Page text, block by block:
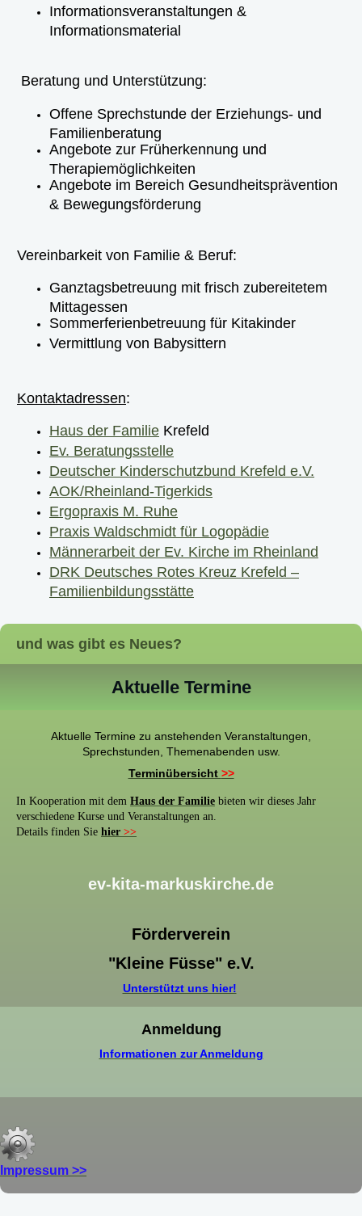
Informationsveranstaltungen &
Informationsmaterial
Beratung und Unterstützung:
Offene Sprechstunde der Erziehungs- und
Familienberatung
Angebote zur Früherkennung und
Therapiemöglichkeiten
Angebote im Bereich Gesundheitsprävention
& Bewegungsförderung
Vereinbarkeit von Familie & Beruf:
Ganztagsbetreuung mit frisch zubereitetem
Mittagessen
Sommerferienbetreuung für Kitakinder
Vermittlung von Babysittern
Kontaktadressen:
Haus der Familie Krefeld
Ev. Beratungsstelle
Deutscher Kinderschutzbund Krefeld e.V.
AOK/Rheinland-Tigerkids
Ergopraxis M. Ruhe
Praxis Waldschmidt für Logopädie
Männerarbeit der Ev. Kirche im Rheinland
DRK Deutsches Rotes Kreuz Krefeld –
Familienbildungsstätte
und was gibt es Neues?
Aktuelle Termine
Aktuelle Termine zu anstehenden Veranstaltungen,
Sprechstunden, Themenabenden usw.
Terminübersicht >>
In Kooperation mit dem Haus der Familie bieten wir dieses Jahr
verschiedene Kurse und Veranstaltungen an.
Details finden Sie hier >>
ev-kita-markuskirche.de
Förderverein
"Kleine Füsse" e.V.
Unterstützt uns hier!
Anmeldung
Informationen zur Anmeldung
Impressum >>